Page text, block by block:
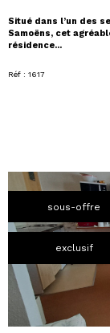
Situé dans l’un des
Samoëns, cet
résidence...
Réf : 1617
sous-offre
exclusif